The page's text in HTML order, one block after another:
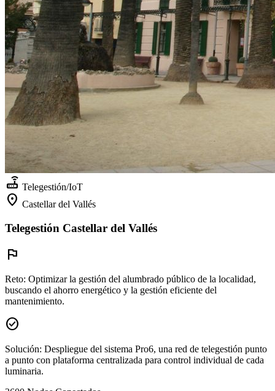
router Telegestión/IoT
location_on Castellar del Vallés
Telegestión Castellar del Vallés
flag
Reto: Optimizar la gestión del alumbrado público de la localidad,
buscando el ahorro energético y la gestión eficiente del
mantenimiento.
check_circle
Solución: Despliegue del sistema Pro6, una red de telegestión punto
a punto con plataforma centralizada para control individual de cada
luminaria.